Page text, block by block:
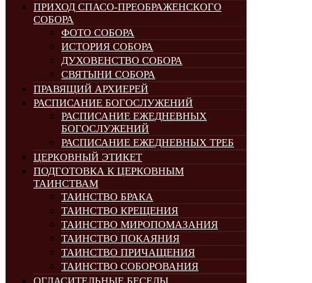
ПРИХОД СПАСО-ПРЕОБРАЖЕНСКОГО
СОБОРА
ФОТО СОБОРА
ИСТОРИЯ СОБОРА
ДУХОВЕНСТВО СОБОРА
СВЯТЫНИ СОБОРА
ПРАВЯЩИЙ АРХИЕРЕЙ
РАСПИСАНИЕ БОГОСЛУЖЕНИЙ
РАСПИСАНИЕ ЕЖЕДНЕВНЫХ
БОГОСЛУЖЕНИЙ
РАСПИСАНИЕ ЕЖЕДНЕВНЫХ ТРЕБ
ЦЕРКОВНЫЙ ЭТИКЕТ
ПОДГОТОВКА К ЦЕРКОВНЫМ
ТАИНСТВАМ
ТАИНСТВО БРАКА
ТАИНСТВО КРЕЩЕНИЯ
ТАИНСТВО МИРОПОМАЗАНИЯ
ТАИНСТВО ПОКАЯНИЯ
ТАИНСТВО ПРИЧАЩЕНИЯ
ТАИНСТВО СОБОРОВАНИЯ